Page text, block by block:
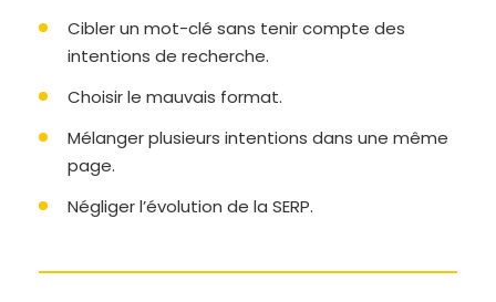
Cibler un mot-clé sans tenir compte des
intentions de recherche.
Choisir le mauvais format.
Mélanger plusieurs intentions dans une même
page.
Négliger l’évolution de la SERP.